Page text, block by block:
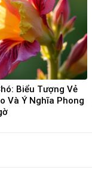
Biểu Tượng Vẻ
Và Ý Nghĩa Phong